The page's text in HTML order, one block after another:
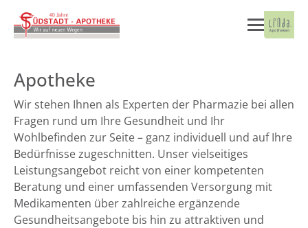
Apotheke
Wir stehen Ihnen als Experten der Pharmazie bei allen
Fragen rund um Ihre Gesundheit und Ihr
Wohlbefinden zur Seite – ganz individuell und auf Ihre
Bedürfnisse zugeschnitten. Unser vielseitiges
Leistungsangebot reicht von einer kompetenten
Beratung und einer umfassenden Versorgung mit
Medikamenten über zahlreiche ergänzende
Gesundheitsangebote bis hin zu attraktiven und